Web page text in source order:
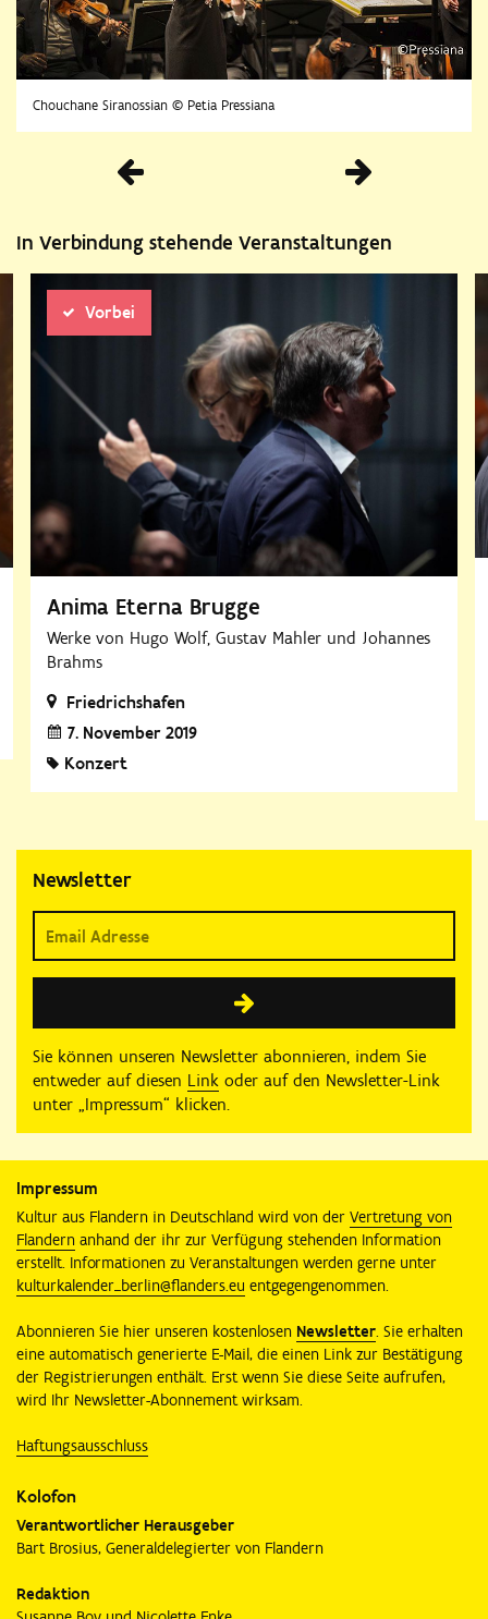
Chouchane Siranossian © Petia Pressiana
Vorherige
In Verbindung stehende Veranstaltungen
Vorbei
Anima Eterna Brugge
Werke von Hugo Wolf, Gustav Mahler und Johannes
Brahms
Friedrichshafen
7. November 2019
Konzert
Newsletter
Sie können unseren Newsletter abonnieren, indem Sie
entweder auf diesen Link oder auf den Newsletter-Link
unter „Impressum“ klicken.
Impressum
Kultur aus Flandern in Deutschland wird von der Vertretung von
Flandern anhand der ihr zur Verfügung stehenden Information
erstellt. Informationen zu Veranstaltungen werden gerne unter
kulturkalender_berlin@flanders.eu entgegengenommen.
Abonnieren Sie hier unseren kostenlosen Newsletter. Sie erhalten
eine automatisch generierte E-Mail, die einen Link zur Bestätigung
der Registrierungen enthält. Erst wenn Sie diese Seite aufrufen,
wird Ihr Newsletter-Abonnement wirksam.
Haftungsausschluss
Kolofon
Verantwortlicher Herausgeber
Bart Brosius, Generaldelegierter von Flandern
Redaktion